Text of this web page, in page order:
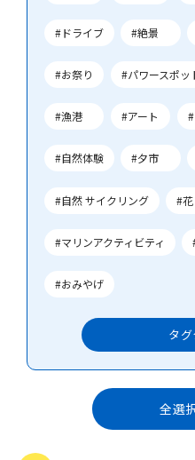
#ドライブ #絶景
#お祭り #パワースポッ
#漁港 #アート
#自然体験 #夕市
#自然 サイクリング #花
#マリンアクティビティ
#おみやげ
タグ
全選